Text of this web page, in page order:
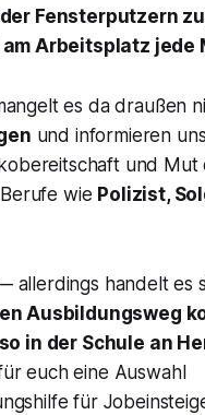
Fensterputzern
Arbeitsplatz jede
es da draußen
und informieren
und
wie Polizist,
allerdings handelt es
Ausbildungsweg
in der Schule an
euch eine Auswahl
für